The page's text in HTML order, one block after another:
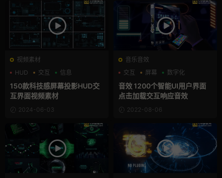
视频素材
HUD
交互 信息
150款科技感屏幕投影HUD交
互界面视频素材
2024-06-03
音乐音效
交互
屏幕 数字化
音效 1200个智能UI用户界面
点击加载交互响应音效
2022-08-06